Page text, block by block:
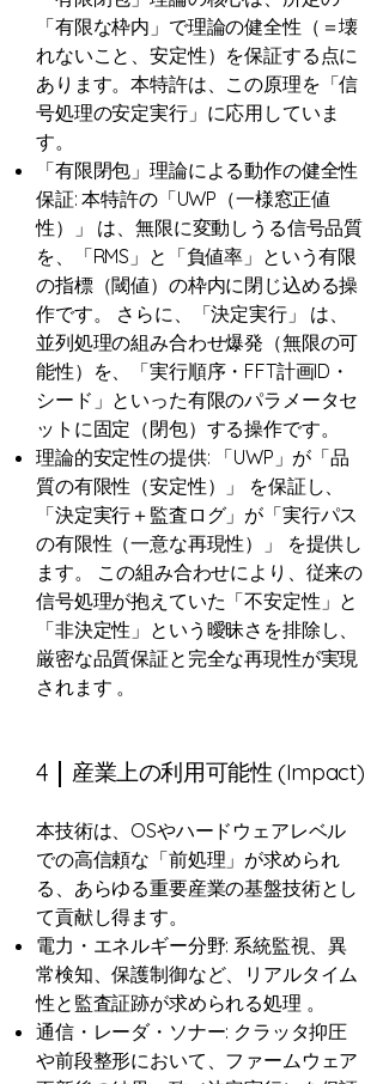
「有限な枠内」で理論の健全性（＝壊
れないこと、安定性）を保証する点に
あります。本特許は、この原理を「信
号処理の安定実行」に応用していま
す。
「有限閉包」理論による動作の健全性
保証: 本特許の「UWP（一様窓正値
性）」 は、無限に変動しうる信号品質
を、「RMS」と「負値率」という有限
の指標（閾値）の枠内に閉じ込める操
作です。 さらに、「決定実行」 は、
並列処理の組み合わせ爆発（無限の可
能性）を、「実行順序・FFT計画ID・
シード」といった有限のパラメータセ
ットに固定（閉包）する操作です。
理論的安定性の提供: 「UWP」が「品
質の有限性（安定性）」 を保証し、
「決定実行＋監査ログ」が「実行パス
の有限性（一意な再現性）」 を提供し
ます。 この組み合わせにより、従来の
信号処理が抱えていた「不安定性」と
「非決定性」という曖昧さを排除し、
厳密な品質保証と完全な再現性が実現
されます 。
4 産業上の利用可能性 (Impact)
本技術は、OSやハードウェアレベル
での高信頼な「前処理」が求められ
る、あらゆる重要産業の基盤技術とし
て貢献し得ます。
電力・エネルギー分野: 系統監視、異
常検知、保護制御など、リアルタイム
性と監査証跡が求められる処理 。
通信・レーダ・ソナー: クラッタ抑圧
や前段整形において、ファームウェア